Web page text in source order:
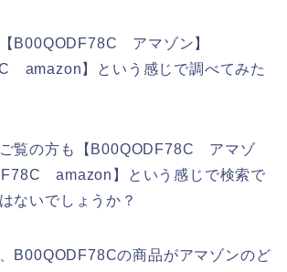
B00QODF78C アマゾン】
amazon】という感じで調べてみた
覧の方も【B00QODF78C アマゾ
amazon】という感じで検索で
ないでしょうか？
B00QODF78Cの商品がアマゾンのど